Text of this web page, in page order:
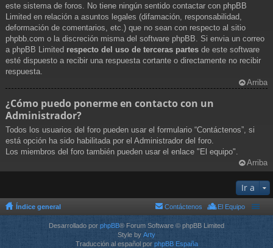
este sistema de foros. No tiene ningún sentido contactar con phpBB
Limited en relación a asuntos legales (difamación, responsabilidad,
deformación de comentarios, etc.) que no sean con respecto al sitio
phpbb.com o la discreción misma del software phpBB. Si envia un correo
a phpBB Limited respecto del uso de terceras partes de este software
esté dispuesto a recibir una respuesta cortante o directamente no recibir
respuesta.
Arriba
¿Cómo puedo ponerme en contacto con un
Administrador?
Todos los usuarios del foro pueden usar el formulario “Contáctenos”, si
está opción ha sido habilitada por el Administrador del foro.
Los miembros del foro también pueden usar el enlace "El equipo".
Arriba
Ir a
Índice general El Equipo
Contáctenos
Desarrollado por phpBB® Forum Software © phpBB Limited
Style by Arty
Traducción al español por phpBB España